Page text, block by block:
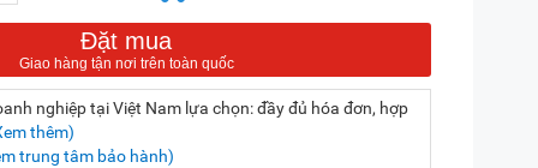
Đặt mua
nghiệp tại Việt Nam lựa chọn: đầy đủ hóa đơn, hợp
thêm)
trung tâm bảo hành)